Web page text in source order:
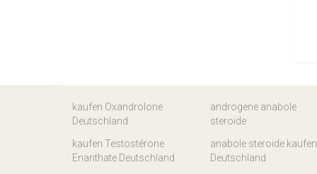
kaufen Oxandrolone
Deutschland
kaufen Testostérone
Enanthate Deutschland
androgene anabole
steroide
anabole steroide kaufen
Deutschland